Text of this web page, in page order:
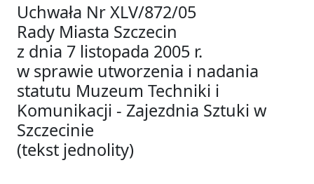
Uchwała Nr XLV/872/05
Rady Miasta Szczecin
z dnia 7 listopada 2005 r.
w sprawie utworzenia i nadania
statutu Muzeum Techniki i
Komunikacji - Zajezdnia Sztuki w
Szczecinie
(tekst jednolity)